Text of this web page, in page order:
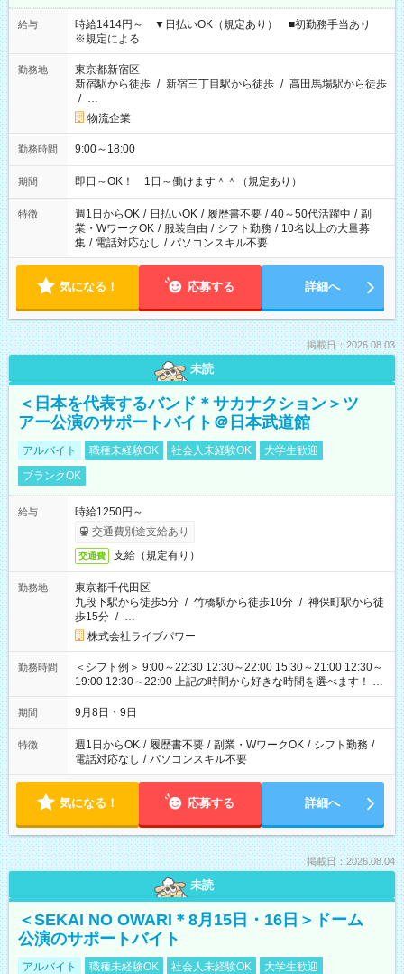
給与
時給1414円～ ▼日払いOK（規定あり） ■初勤務手当あり
※規定による
勤務地
東京都新宿区
新宿駅から徒歩 / 新宿三丁目駅から徒歩 / 高田馬場駅から徒歩
/ …
物流企業
勤務時間 9:00～18:00
期間 即日～OK！ 1日～働けます＾＾（規定あり）
特徴 週1日からOK / 日払いOK / 履歴書不要 / 40～50代活躍中 / 副
業・WワークOK / 服装自由 / シフト勤務 / 10名以上の大量募
集 / 電話対応なし / パソコンスキル不要
気になる！ 応募する 詳細へ
掲載日：2026.08.03
未読
＜日本を代表するバンド＊サカナクション＞ツ
アー公演のサポートバイト＠日本武道館
アルバイト 職種未経験OK 社会人未経験OK
大学生歓迎
ブランクOK
給与
時給1250円～
交通費別途支給あり
交通費 支給（規定有り）
勤務地
東京都千代田区
九段下駅から徒歩5分 / 竹橋駅から徒歩10分 / 神保町駅から徒
歩15分 / …
株式会社ライブパワー
勤務時間
＜シフト例＞ 9:00～22:30 12:30～22:00 15:30～21:00 12:30～
19:00 12:30～22:00 上記の時間から好きな時間を選べます！ ※
時間は変更となる可能性があります
期間 9月8日・9日
特徴 週1日からOK / 履歴書不要 / 副業・WワークOK / シフト勤務 /
電話対応なし / パソコンスキル不要
気になる！ 応募する 詳細へ
掲載日：2026.08.04
未読
＜SEKAI NO OWARI＊8月15日・16日＞ドーム
公演のサポートバイト
アルバイト 職種未経験OK 社会人未経験OK
大学生歓迎